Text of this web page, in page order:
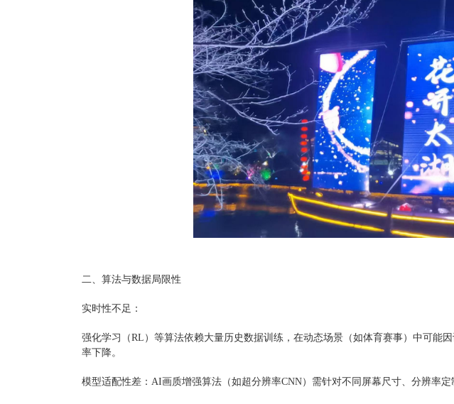
二、算法与数据局限性
实时性不足‌：
强化学习（RL）等算法依赖大量历史数据训练，在动态场景（如体育赛事）中可能
率下降‌。
模型适配性差‌：AI画质增强算法（如超分辨率CNN）需针对不同屏幕尺寸、分辨率定